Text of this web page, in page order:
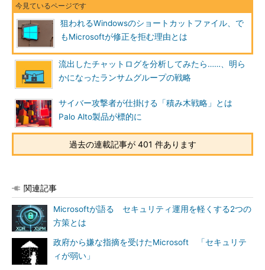
狙われるWindowsのショートカットファイル、で
もMicrosoftが修正を拒む理由とは
流出したチャットログを分析してみたら……、明ら
かになったランサムグループの戦略
サイバー攻撃者が仕掛ける「積み木戦略」とは
Palo Alto製品が標的に
過去の連載記事が 401 件あります
関連記事
Microsoftが語る セキュリティ運用を軽くする2つの
方策とは
政府から嫌な指摘を受けたMicrosoft 「セキュリテ
ィが弱い」